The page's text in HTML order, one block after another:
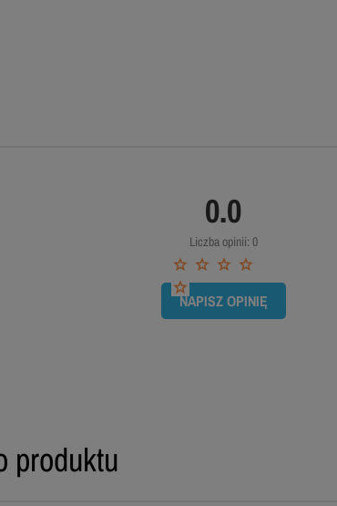
0.0
Liczba opinii: 0
NAPISZ OPINIĘ
produktu